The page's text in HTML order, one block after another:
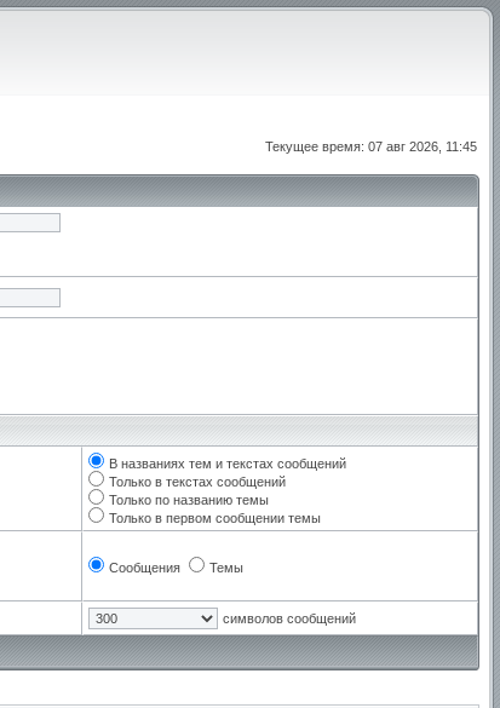
Текущее время: 07 авг 2026, 11:45
В названиях тем и текстах сообщений
Только в текстах сообщений
Только по названию темы
Только в первом сообщении темы
Сообщения Темы
символов сообщений